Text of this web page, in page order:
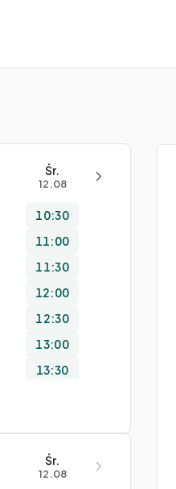
Śr.
12.08
10:30
11:00
11:30
12:00
12:30
13:00
13:30
Śr.
12.08